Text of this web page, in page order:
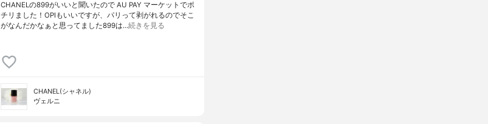
CHANELの899がいいと聞いたので AU PAY マーケットでポ
チリました！OPIもいいですが、パリって剥がれるのでそこ
がなんだかなぁと思ってました899は…続きを見る
CHANEL(シャネル)
ヴェルニ